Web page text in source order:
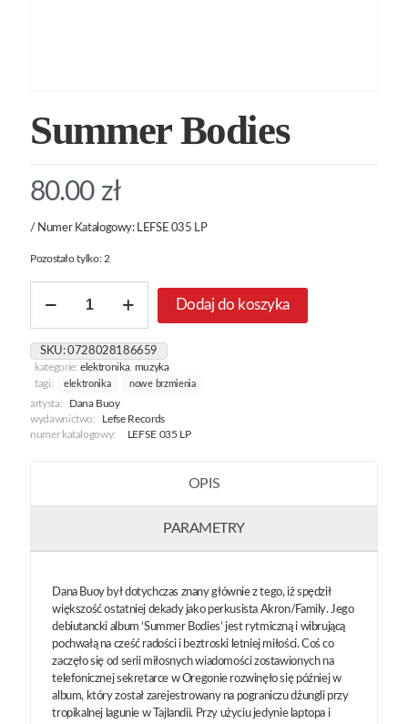
Summer Bodies
80.00 zł
/ Numer Katalogowy: LEFSE 035 LP
Pozostało tylko: 2
Summer
Dodaj do koszyka
SKU:0728028186659
kategorie:elektronika, muzyka
tagi:
elektronika nowe brzmienia
artysta:
Dana Buoy
wydawnictwo:
Lefse Records
numer katalogowy:
LEFSE 035 LP
OPIS
PARAMETRY
Dana Buoy był dotychczas znany głównie z tego, iż spędził
większość ostatniej dekady jako perkusista Akron/Family. Jego
debiutancki album ‘Summer Bodies’ jest rytmiczną i wibrującą
pochwałą na cześć radości i beztroski letniej miłości. Coś co
zaczęło się od serii miłosnych wiadomości zostawionych na
telefonicznej sekretarce w Oregonie rozwinęło się później w
album, który został zarejestrowany na pograniczu dżungli przy
tropikalnej lagunie w Tajlandii. Przy użyciu jedynie laptopa i